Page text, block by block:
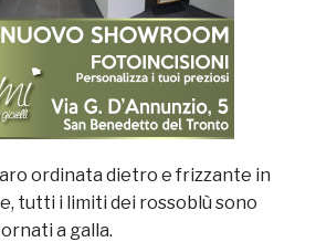
ordinata dietro e frizzante in
tutti i limiti dei rossoblù sono
a galla.